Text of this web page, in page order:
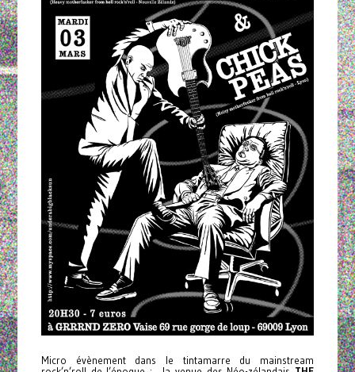
Micro évènement dans le tintamarre du mainstream